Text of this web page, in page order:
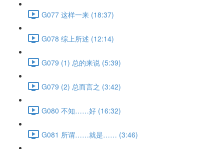
G077 这样一来 (18:37)
G078 综上所述 (12:14)
G079 (1) 总的来说 (5:39)
G079 (2) 总而言之 (3:42)
G080 不知……好 (16:32)
G081 所谓……就是…… (3:46)